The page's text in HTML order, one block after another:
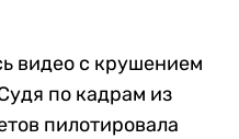
видео с крушением
по кадрам из
пилотировала